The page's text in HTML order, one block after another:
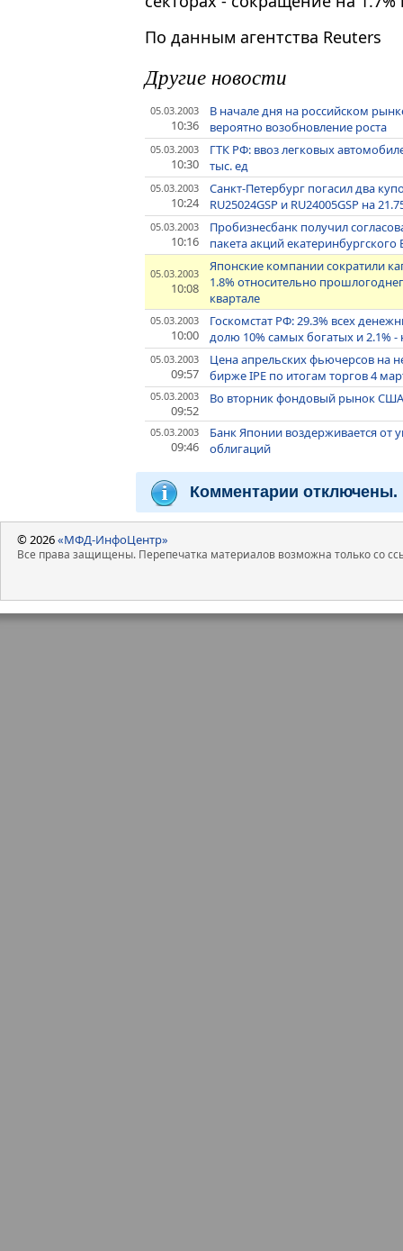
По данным агентства Reuters
Другие новости
05.03.2003
10:36
В начале дня на российском
вероятно возобновление роста
05.03.2003
10:30
ГТК РФ: ввоз легковых
тыс. ед
05.03.2003
10:24
Санкт-Петербург погасил два
RU25024GSP и RU24005GSP на
05.03.2003
10:16
Пробизнесбанк получил
пакета акций екатеринбургского
05.03.2003
10:08
Японские компании сократили
1.8% относительно
квартале
05.03.2003
10:00
Госкомстат РФ: 29.3% всех
долю 10% самых богатых и 2.1%
05.03.2003
09:57
Цена апрельских фьючерсов на
бирже IPE по итогам торгов 4
05.03.2003
09:52
Во вторник фондовый рынок
05.03.2003
09:46
Банк Японии воздерживается от
облигаций
Комментарии отключены.
© 2026«МФД-ИнфоЦентр»
Все права защищены. Перепечатка материалов возможна только со